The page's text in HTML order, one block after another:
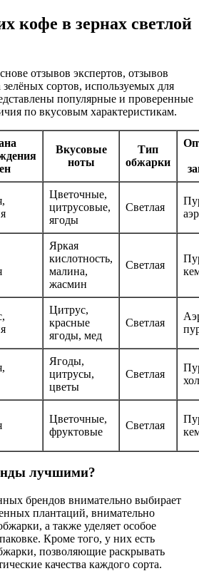
кофе в зернах светлой
отзывов экспертов, отзывов
зелёных сортов, используемых для
популярные и проверенные
по вкусовым характеристикам.
Вкусовые
ноты
Тип
обжарки
Цветочные,
цитрусовые,
ягоды
Светлая
Яркая
кислотность,
малина,
жасмин
Светлая
Цитрус,
красные
ягоды, мед
Светлая
Ягоды,
цитрусы,
цветы
Светлая
Цветочные,
фруктовые
Светлая
лучшими?
брендов внимательно выбирает
плантаций, внимательно
а также уделяет особое
Кроме того, у них есть
позволяющие раскрывать
качества каждого сорта.